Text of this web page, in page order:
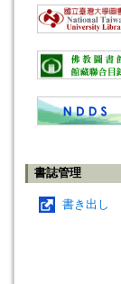
書誌管理
書き出し